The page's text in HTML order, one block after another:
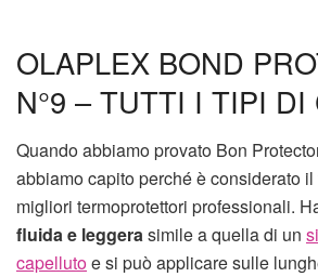
OLAPLEX BOND
N°9 – TUTTI I TIPI DI
Quando abbiamo provato Bon
abbiamo capito perché è considerato
migliori termoprotettori professionali.
fluida e leggerasimile a quella di un
capellutoe si può applicare sulle